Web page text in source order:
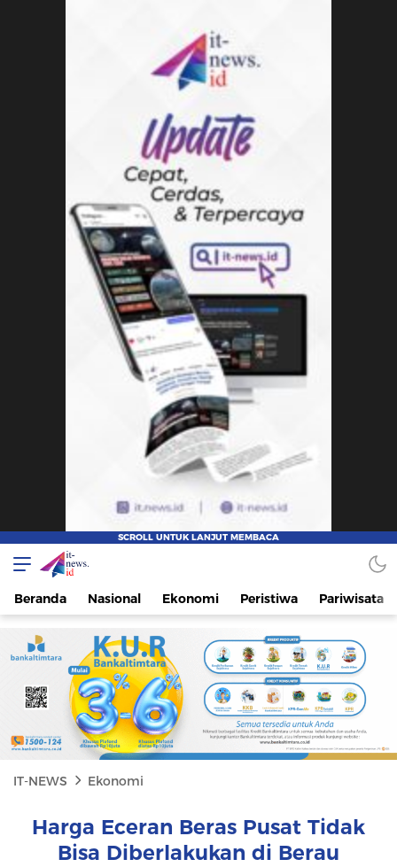
IT-NEWS
Update Cepat, Cerdas, dan Terpercaya
Beranda Nasional Ekonomi Peristiwa Pariwisata
IT-NEWS Ekonomi
Harga Eceran Beras Pusat Tidak
Bisa Diberlakukan di Berau